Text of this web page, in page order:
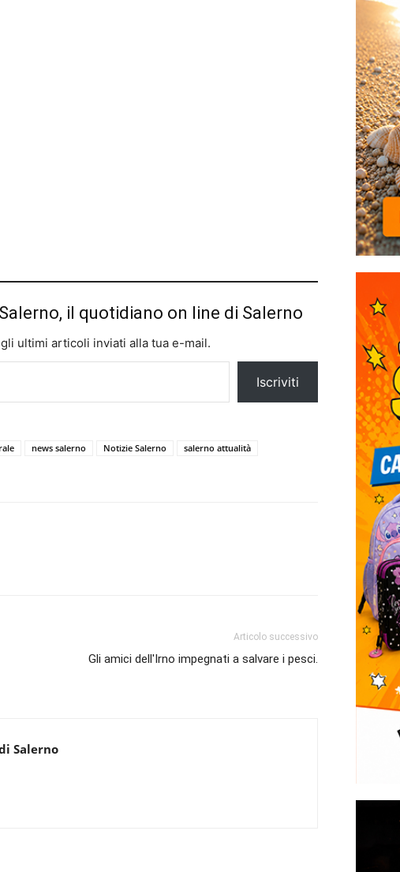
il quotidiano on line di Salerno
ultimi articoli inviati alla tua e-mail.
Iscriviti
news salerno Notizie Salerno
salerno attualità
Articolo successivo
Gli amici dell'Irno impegnati a salvare i pesci.
Salerno